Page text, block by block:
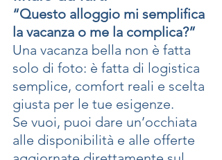
“Questo alloggio mi semplifica
la vacanza o me la complica?”
Una vacanza bella non è fatta
solo di foto: è fatta di logistica
semplice, comfort reali e scelta
giusta per le tue esigenze.
Se vuoi, puoi dare un’occhiata
alle disponibilità e alle offerte